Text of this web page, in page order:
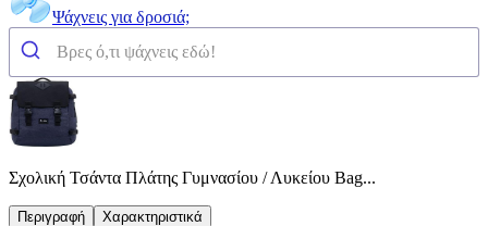
Ψάχνεις για δροσιά;
Σχολική Τσάντα Πλάτης Γυμνασίου / Λυκείου Bag...
Περιγραφή Χαρακτηριστικά